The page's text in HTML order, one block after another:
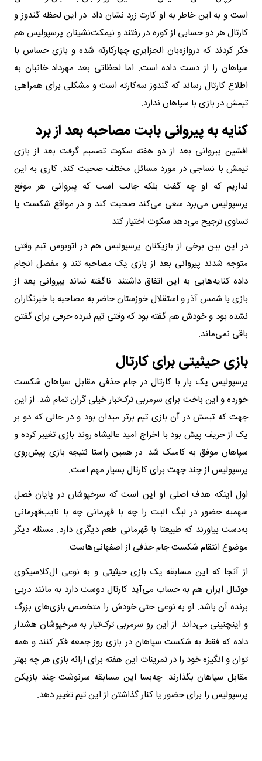
است و به این خاطر به او کارت زرد نشان داد. در این لحظه گندوز و
کارتال هر دو حسابی از کوره در رفتند و نیمکت‌نشینان پرسپولیس هم
فکر کردند که دروازه‌بان الجزایری چهار‌کارته شده و بازی حساس با
سپاهان را از دست داده است. اما لحظاتی بعد مهرداد خانبان به
اطلاع کارتال رساند که گندوز سه‌کارته است و مشکلی برای همراهی
تیمش در بازی با سپاهان ندارد.
کنایه به پیروانی بابت مصاحبه بعد از برد
افشین پیروانی بعد از دو هفته سکوت تصمیم گرفت بعد از بازی
تیمش با نساجی در مورد مسائل مختلف صحبت کند. کاری به این
نداریم که او چه گفت بلکه جالب است که پیروانی هر موقع
پرسپولیس می‌برد سعی می‌کند صحبت کند و در مواقع شکست یا
تساوی ترجیح می‌دهد سکوت اختیار کند.
در این بین برخی از بازیکنان پرسپولیس هم در اتوبوس تیم وقتی
متوجه شدند پیروانی بعد از بازی یک مصاحبه تند و مفصل انجام
داده کنایه‌هایی به این اتفاق داشتند. ناگفته نماند پیروانی بعد از
بازی با شمس آذر و استقلال خوزستان حاضر به مصاحبه با خبرنگاران
نشده بود و خودش هم گفته بود که وقتی تیم نبرده حرفی برای گفتن
باقی نمی‌ماند.
بازی حیثیتی برای کارتال
پرسپولیس یک بار با کارتال در جام حذفی مقابل سپاهان شکست
خورده و این باخت برای سرمربی ترک‌تبار خیلی گران تمام شد. از این
جهت که تیمش در آن بازی تیم برتر میدان بود و در حالی که دو بر
یک از حریف پیش بود با اخراج امید عالیشاه روند بازی تغییر کرده و
سپاهان موفق به کامبک شد. در همین راستا نتیجه بازی پیش‌روی
پرسپولیس از چند جهت برای کارتال بسیار مهم است.
اول اینکه هدف اصلی او این است که سرخپوشان در پایان فصل
سهمیه حضور در لیگ الیت را چه با قهرمانی چه با نایب‌قهرمانی
به‌دست بیاورند که طبیعتا با قهرمانی طعم دیگری دارد. مسئله دیگر
موضوع انتقام شکست جام حذفی از اصفهانی‌هاست.
از آنجا که این مسابقه یک بازی حیثیتی و به نوعی ال‌کلاسیکوی
فوتبال ایران هم به حساب می‌آید کارتال دوست دارد به مانند دربی
برنده آن باشد. او به نوعی حتی خودش را متخصص بازی‌های بزرگ
و اینچنینی می‌داند. از این رو سرمربی ترک‌تبار به سرخپوشان هشدار
داده که فقط به شکست سپاهان در بازی روز جمعه فکر کنند و همه
توان و انگیزه خود را در تمرینات این هفته برای ارائه بازی هر چه بهتر
مقابل سپاهان بگذارند. چه‌بسا این مسابقه سرنوشت چند بازیکن
پرسپولیس را برای حضور یا کنار گذاشتن از این تیم تغییر دهد.